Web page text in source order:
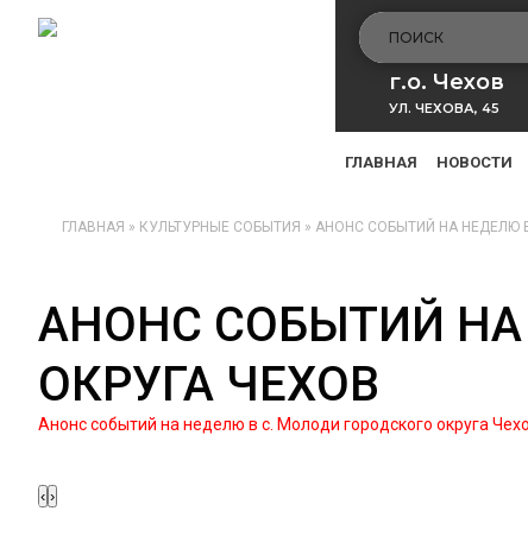
г.о. Чехов
УЛ. ЧЕХОВА, 45
ГЛАВНАЯ НОВОСТИ
ГЛАВНАЯ » КУЛЬТУРНЫЕ СОБЫТИЯ » АНОНС СОБЫТИЙ НА НЕДЕЛЮ
АНОНС СОБЫТИЙ
ОКРУГА ЧЕХОВ
Анонс событий на неделю в с. Молоди городского округа
‹ ›